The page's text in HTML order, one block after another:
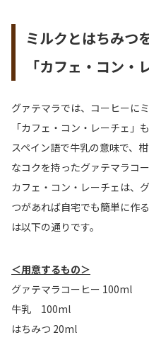
ミルクとはちみつ
「カフェ・コン・
グァテマラでは、コーヒーに
「カフェ・コン・レーチェ」
スペイン語で牛乳の意味で、
なコクを持ったグァテマラコ
カフェ・コン・レーチェは、
つがあれば自宅でも簡単に作
は以下の通りです。
＜用意するもの＞
グァテマラコーヒー 100ml
牛乳 100ml
はちみつ 20ml